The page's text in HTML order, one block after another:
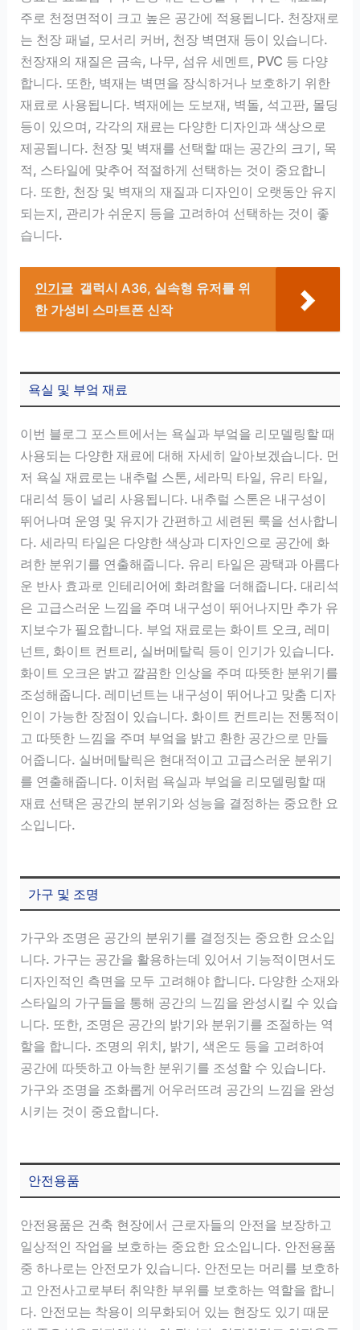
주로 천정면적이 크고 높은 공간에 적용됩니다. 천장재로
는 천장 패널, 모서리 커버, 천장 벽면재 등이 있습니다.
천장재의 재질은 금속, 나무, 섬유 세멘트, PVC 등 다양
합니다. 또한, 벽재는 벽면을 장식하거나 보호하기 위한
재료로 사용됩니다. 벽재에는 도보재, 벽돌, 석고판, 몰딩
등이 있으며, 각각의 재료는 다양한 디자인과 색상으로
제공됩니다. 천장 및 벽재를 선택할 때는 공간의 크기, 목
적, 스타일에 맞추어 적절하게 선택하는 것이 중요합니
다. 또한, 천장 및 벽재의 재질과 디자인이 오랫동안 유지
되는지, 관리가 쉬운지 등을 고려하여 선택하는 것이 좋
습니다.
인기글 갤럭시 A36, 실속형 유저를 위
한 가성비 스마트폰 신작
욕실 및 부엌 재료
이번 블로그 포스트에서는 욕실과 부엌을 리모델링할 때
사용되는 다양한 재료에 대해 자세히 알아보겠습니다. 먼
저 욕실 재료로는 내추럴 스톤, 세라믹 타일, 유리 타일,
대리석 등이 널리 사용됩니다. 내추럴 스톤은 내구성이
뛰어나며 운영 및 유지가 간편하고 세련된 룩을 선사합니
다. 세라믹 타일은 다양한 색상과 디자인으로 공간에 화
려한 분위기를 연출해줍니다. 유리 타일은 광택과 아름다
운 반사 효과로 인테리어에 화려함을 더해줍니다. 대리석
은 고급스러운 느낌을 주며 내구성이 뛰어나지만 추가 유
지보수가 필요합니다. 부엌 재료로는 화이트 오크, 레미
넌트, 화이트 컨트리, 실버메탈릭 등이 인기가 있습니다.
화이트 오크은 밝고 깔끔한 인상을 주며 따뜻한 분위기를
조성해줍니다. 레미넌트는 내구성이 뛰어나고 맞춤 디자
인이 가능한 장점이 있습니다. 화이트 컨트리는 전통적이
고 따뜻한 느낌을 주며 부엌을 밝고 환한 공간으로 만들
어줍니다. 실버메탈릭은 현대적이고 고급스러운 분위기
를 연출해줍니다. 이처럼 욕실과 부엌을 리모델링할 때
재료 선택은 공간의 분위기와 성능을 결정하는 중요한 요
소입니다.
가구 및 조명
가구와 조명은 공간의 분위기를 결정짓는 중요한 요소입
니다. 가구는 공간을 활용하는데 있어서 기능적이면서도
디자인적인 측면을 모두 고려해야 합니다. 다양한 소재와
스타일의 가구들을 통해 공간의 느낌을 완성시킬 수 있습
니다. 또한, 조명은 공간의 밝기와 분위기를 조절하는 역
할을 합니다. 조명의 위치, 밝기, 색온도 등을 고려하여
공간에 따뜻하고 아늑한 분위기를 조성할 수 있습니다.
가구와 조명을 조화롭게 어우러뜨려 공간의 느낌을 완성
시키는 것이 중요합니다.
안전용품
안전용품은 건축 현장에서 근로자들의 안전을 보장하고
일상적인 작업을 보호하는 중요한 요소입니다. 안전용품
중 하나로는 안전모가 있습니다. 안전모는 머리를 보호하
고 안전사고로부터 취약한 부위를 보호하는 역할을 합니
다. 안전모는 착용이 의무화되어 있는 현장도 있기 때문